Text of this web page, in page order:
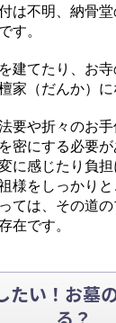
は不明、納骨
す。
建てたり、お
家（だんか）に
要や折々のお
密にする必要が
に感じたり負
様をしっかり
ては、その道
在です。
たい！お墓
る？